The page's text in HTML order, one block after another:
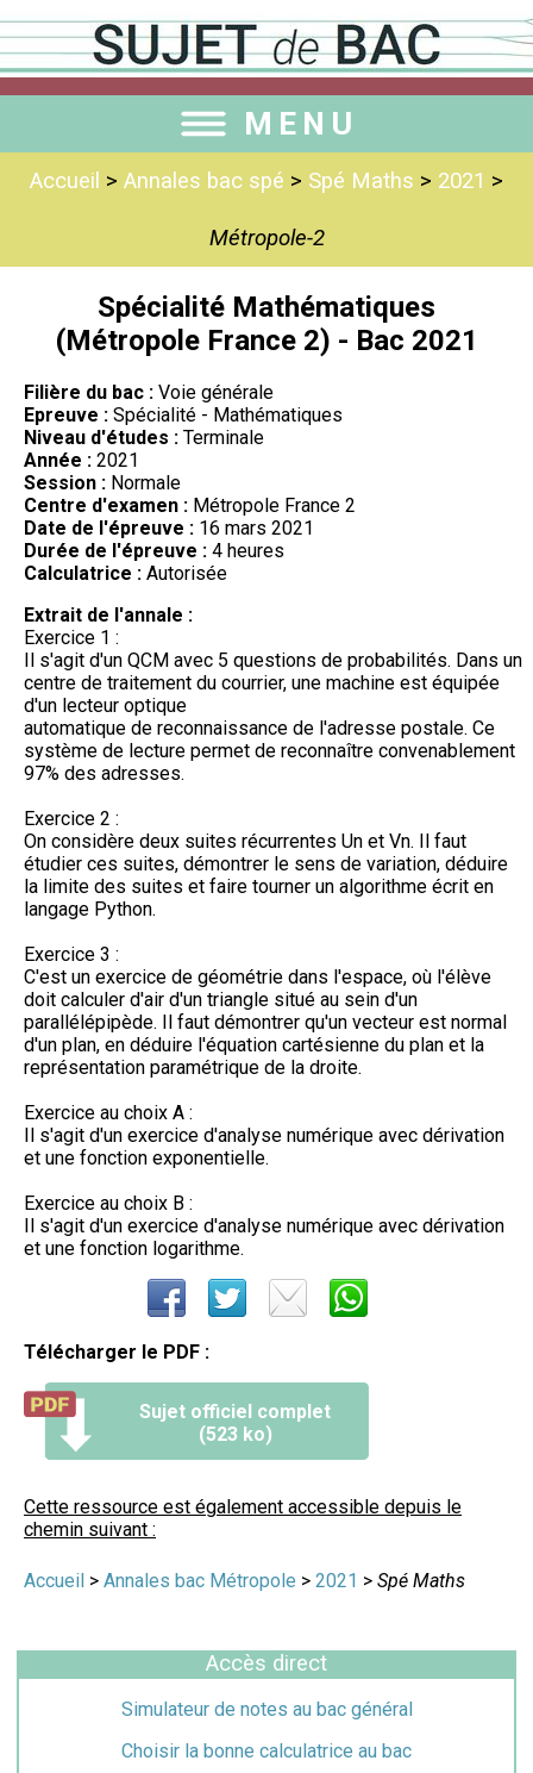
MENU
Accueil > Annales bac spé > Spé Maths > 2021 >
Métropole-2
Spécialité Mathématiques
(Métropole France 2) - Bac 2021
Filière du bac : Voie générale
Epreuve : Spécialité - Mathématiques
Niveau d'études : Terminale
Année : 2021
Session : Normale
Centre d'examen : Métropole France 2
Date de l'épreuve : 16 mars 2021
Durée de l'épreuve : 4 heures
Calculatrice : Autorisée
Extrait de l'annale :
Exercice 1 :
Il s'agit d'un QCM avec 5 questions de probabilités. Dans un
centre de traitement du courrier, une machine est équipée
d'un lecteur optique
automatique de reconnaissance de l'adresse postale. Ce
système de lecture permet de reconnaître convenablement
97% des adresses.
Exercice 2 :
On considère deux suites récurrentes Un et Vn. Il faut
étudier ces suites, démontrer le sens de variation, déduire
la limite des suites et faire tourner un algorithme écrit en
langage Python.
Exercice 3 :
C'est un exercice de géométrie dans l'espace, où l'élève
doit calculer d'air d'un triangle situé au sein d'un
parallélépipède. Il faut démontrer qu'un vecteur est normal
d'un plan, en déduire l'équation cartésienne du plan et la
représentation paramétrique de la droite.
Exercice au choix A :
Il s'agit d'un exercice d'analyse numérique avec dérivation
et une fonction exponentielle.
Exercice au choix B :
Il s'agit d'un exercice d'analyse numérique avec dérivation
et une fonction logarithme.
Télécharger le PDF :
Sujet officiel complet
(523 ko)
Cette ressource est également accessible depuis le
chemin suivant :
Accueil > Annales bac Métropole > 2021 > Spé Maths
Accès direct
Simulateur de notes au bac général
Choisir la bonne calculatrice au bac